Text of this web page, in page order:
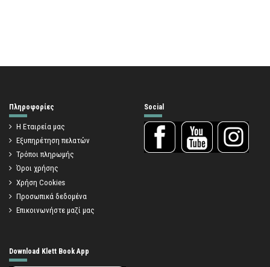
Πληροφορίες
Η Εταιρεία μας
Εξυπηρέτηση πελατών
Τρόποι πληρωμής
Όροι χρήσης
Χρήση Cookies
Προσωπικά δεδομένα
Επικοινωνήστε μαζί μας
Social
Download Klett Book App